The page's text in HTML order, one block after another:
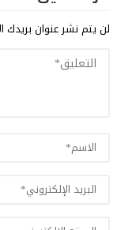
لن يتم نشر عنوان بريدك